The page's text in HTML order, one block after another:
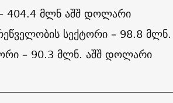
404.4 მლნ აშშ დოლარი
სექტორი – 98.8
– 90.3 მლნ. აშშ დოლარი